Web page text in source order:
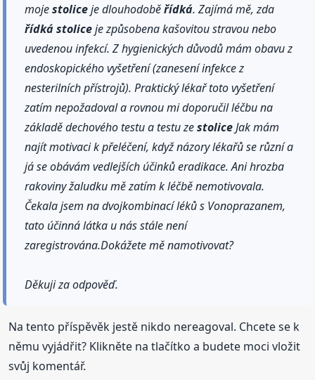
mojestoliceje dlouhodoběřídká. Zajímá mě, zda
řídká stoliceje způsobena kašovitou stravou nebo
uvedenou infekcí. Z hygienických důvodů mám obavu z
endoskopického vyšetření (zanesení infekce z
nesterilních přístrojů). Praktický lékař toto vyšetření
zatím nepožadoval a rovnou mi doporučil léčbu na
základě dechového testu a testu zestoliceJak mám
najít motivaci k přeléčení, když názory lékařů se různí a
já se obávám vedlejších účinků eradikace. Ani hrozba
rakoviny žaludku mě zatím k léčbě nemotivovala.
Čekala jsem na dvojkombinací léků s Vonoprazanem,
tato účinná látka u nás stále není
zaregistrována.Dokážete mě namotivovat?
Děkuji za odpověď.
Na tento příspěvěk jestě nikdo nereagoval. Chcete se k
němu vyjádřit? Klikněte na tlačítko a budete moci vložit
svůj komentář.